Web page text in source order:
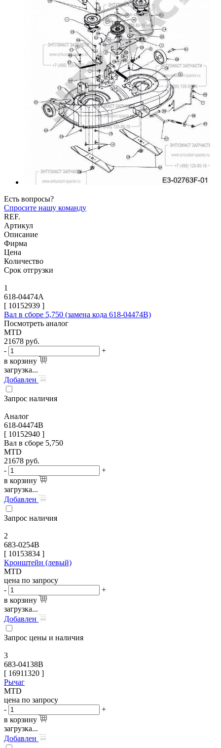
Есть вопросы?
Спросите нашу команду
REF.
Артикул
Описание
Фирма
Цена
Количество
Срок отгрузки
1
618-04474A
[ 10152939 ]
Вал в сборе 5,750 (замена кода 618-04474B)
Посмотреть аналог
MTD
21678 руб.
-
+
в корзину
загрузка...
Добавлен
Запрос наличия
Аналог
618-04474B
[ 10152940 ]
Вал в сборе 5,750
MTD
21678 руб.
-
+
в корзину
загрузка...
Добавлен
Запрос наличия
2
683-0254B
[ 10153834 ]
Кронштейн (левый)
MTD
цена по запросу
-
+
в корзину
загрузка...
Добавлен
Запрос цены и наличия
3
683-04138B
[ 16911320 ]
Рычаг
MTD
цена по запросу
-
+
в корзину
загрузка...
Добавлен